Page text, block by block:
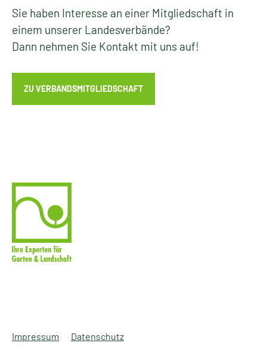
Sie haben Interesse an einer Mitgliedschaft in
einem unserer Landesverbände?
Dann nehmen Sie Kontakt mit uns auf!
ZU VERBANDSMITGLIEDSCHAFT
Impressum Datenschutz